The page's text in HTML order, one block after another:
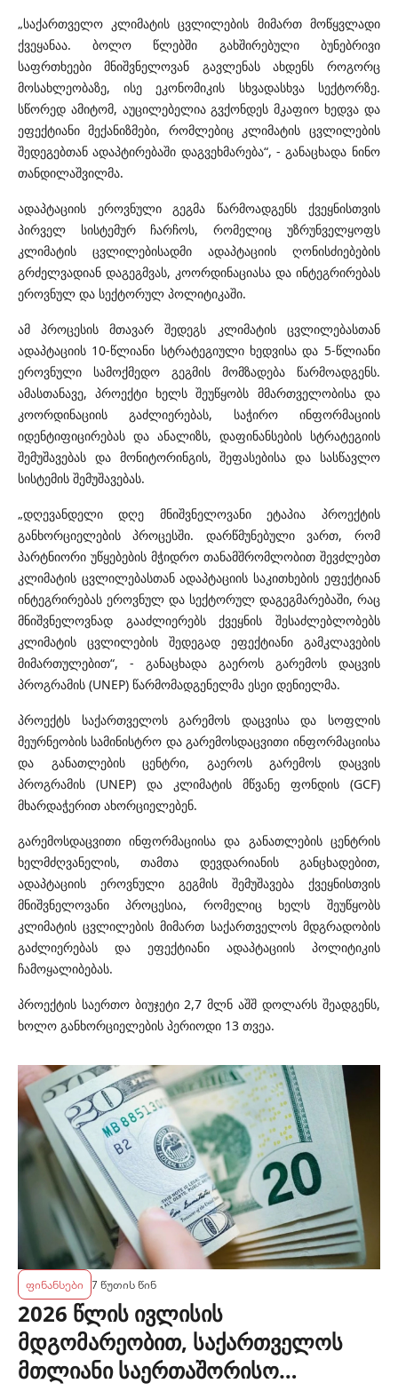
„საქართველო კლიმატის ცვლილების მიმართ მოწყვლადი
ქვეყანაა. ბოლო წლებში გახშირებული ბუნებრივი
საფრთხეები მნიშვნელოვან გავლენას ახდენს როგორც
მოსახლეობაზე, ისე ეკონომიკის სხვადასხვა სექტორზე.
სწორედ ამიტომ, აუცილებელია გვქონდეს მკაფიო ხედვა და
ეფექტიანი მექანიზმები, რომლებიც კლიმატის ცვლილების
შედეგებთან ადაპტირებაში დაგვეხმარება“, - განაცხადა ნინო
თანდილაშვილმა.
ადაპტაციის ეროვნული გეგმა წარმოადგენს ქვეყნისთვის
პირველ სისტემურ ჩარჩოს, რომელიც უზრუნველყოფს
კლიმატის ცვლილებისადმი ადაპტაციის ღონისძიებების
გრძელვადიან დაგეგმვას, კოორდინაციასა და ინტეგრირებას
ეროვნულ და სექტორულ პოლიტიკაში.
ამ პროცესის მთავარ შედეგს კლიმატის ცვლილებასთან
ადაპტაციის 10-წლიანი სტრატეგიული ხედვისა და 5-წლიანი
ეროვნული სამოქმედო გეგმის მომზადება წარმოადგენს.
ამასთანავე, პროექტი ხელს შეუწყობს მმართველობისა და
კოორდინაციის გაძლიერებას, საჭირო ინფორმაციის
იდენტიფიცირებას და ანალიზს, დაფინანსების სტრატეგიის
შემუშავებას და მონიტორინგის, შეფასებისა და სასწავლო
სისტემის შემუშავებას.
„დღევანდელი დღე მნიშვნელოვანი ეტაპია პროექტის
განხორციელების პროცესში. დარწმუნებული ვართ, რომ
პარტნიორი უწყებების მჭიდრო თანამშრომლობით შევძლებთ
კლიმატის ცვლილებასთან ადაპტაციის საკითხების ეფექტიან
ინტეგრირებას ეროვნულ და სექტორულ დაგეგმარებაში, რაც
მნიშვნელოვნად გააძლიერებს ქვეყნის შესაძლებლობებს
კლიმატის ცვლილების შედეგად ეფექტიანი გამკლავების
მიმართულებით“, - განაცხადა გაეროს გარემოს დაცვის
პროგრამის (UNEP) წარმომადგენელმა ესეი დენიელმა.
პროექტს საქართველოს გარემოს დაცვისა და სოფლის
მეურნეობის სამინისტრო და გარემოსდაცვითი ინფორმაციისა
და განათლების ცენტრი, გაეროს გარემოს დაცვის
პროგრამის (UNEP) და კლიმატის მწვანე ფონდის (GCF)
მხარდაჭერით ახორციელებენ.
გარემოსდაცვითი ინფორმაციისა და განათლების ცენტრის
ხელმძღვანელის, თამთა დევდარიანის განცხადებით,
ადაპტაციის ეროვნული გეგმის შემუშავება ქვეყნისთვის
მნიშვნელოვანი პროცესია, რომელიც ხელს შეუწყობს
კლიმატის ცვლილების მიმართ საქართველოს მდგრადობის
გაძლიერებას და ეფექტიანი ადაპტაციის პოლიტიკის
ჩამოყალიბებას.
პროექტის საერთო ბიუჯეტი 2,7 მლნ აშშ დოლარს შეადგენს,
ხოლო განხორციელების პერიოდი 13 თვეა.
ფინანსები 7 წუთის წინ
2026 წლის ივლისის
მდგომარეობით, საქართველოს
მთლიანი საერთაშორისო